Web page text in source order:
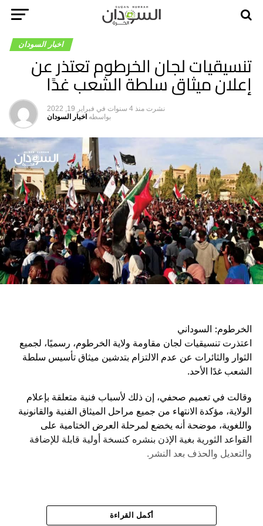
اخبار السودان
تنسيقيات لجان الخرطوم تعتذر عن
إعلان ميثاق سلطة الشعب غدًا
نشرت منذ 4 سنوات في فبراير 19, 2022
بواسطه اخبار السودان
الخرطوم: السوداني
اعتذرت تنسيقيات لجان مقاومة ولاية الخرطوم، رسميًا، لجميع
الثوار والثائرات عن عدم الالتزام بتدشين ميثاق تأسيس سلطة
الشعب غدًا الأحد.
وقالت في تعميم صحفي، إن ذلك لأسباب فنية متعلقة بإعلام
الولاية، مؤكدة الانتهاء من جميع مراحل الميثاق الفنية والقانونية
واللغوية، موضحة أنه يخضع لمرحلة العرض الختامية على
القواعد الثورية بغية الإذن بنشره كنسخة أولية قابلة للإضافة
والتعديل والحذف بعد النشر.
أكمل القراءة